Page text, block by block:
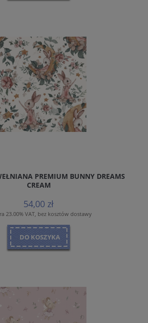
PREMIUM BUNNY DREAMS
CREAM
54,00 zł
23.00% VAT, bez kosztów dostawy
DO KOSZYKA